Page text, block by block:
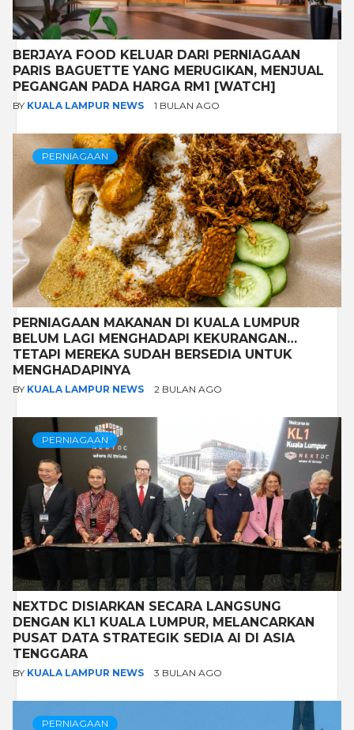
BERJAYA FOOD KELUAR DARI PERNIAGAAN
PARIS BAGUETTE YANG MERUGIKAN, MENJUAL
PEGANGAN PADA HARGA RM1 [WATCH]
BY KUALA LAMPUR NEWS 1 BULAN AGO
PERNIAGAAN
PERNIAGAAN MAKANAN DI KUALA LUMPUR
BELUM LAGI MENGHADAPI KEKURANGAN…
TETAPI MEREKA SUDAH BERSEDIA UNTUK
MENGHADAPINYA
BY KUALA LAMPUR NEWS 2 BULAN AGO
PERNIAGAAN
NEXTDC DISIARKAN SECARA LANGSUNG
DENGAN KL1 KUALA LUMPUR, MELANCARKAN
PUSAT DATA STRATEGIK SEDIA AI DI ASIA
TENGGARA
BY KUALA LAMPUR NEWS 3 BULAN AGO
PERNIAGAAN